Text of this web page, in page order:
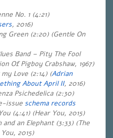
No. 1 (4:21)
, 2016)
Green (2:20) (Gentle On
Band – Pity The Fool
Of Pigboy Crabshaw, 1967)
Love (2:14) (Adrian
About April II, 2016)
Psichedelica (2:30)
issue schema records
(4:41) (Hear You, 2015)
an Elephant (3:33) (The
2015)